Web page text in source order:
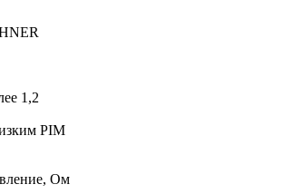
1,2
PIM
Ом